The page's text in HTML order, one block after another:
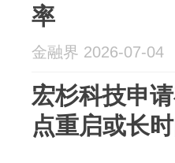
率
金融界 2026-07-04
宏杉科技申
点重启或长